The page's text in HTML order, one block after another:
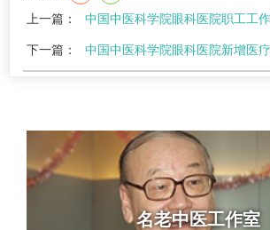
上一篇： 中国中医科学院眼科医院职工工作照拍摄制作采
下一篇： 中国中医科学院眼科医院新增医疗耗材（第三
名老中医工作室